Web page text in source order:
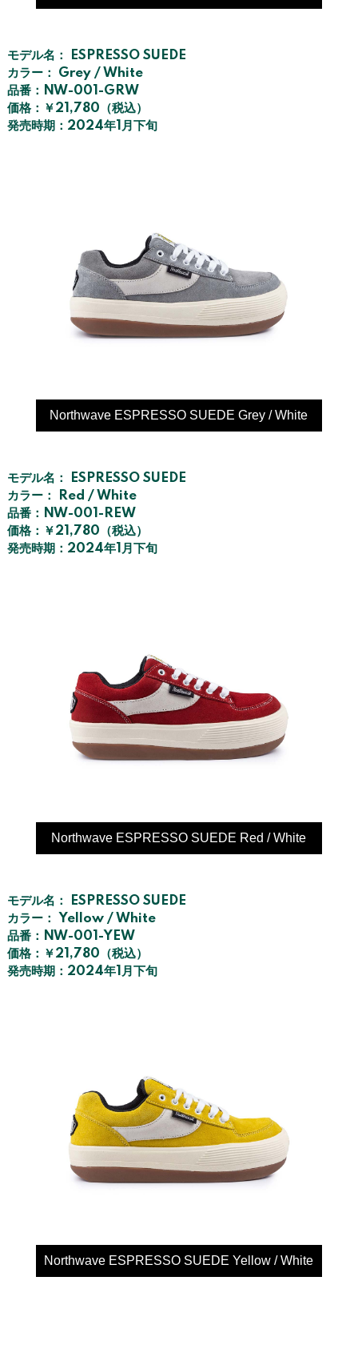
モデル名： ESPRESSO SUEDE
カラー： Grey / White
品番：NW-001-GRW
価格：￥21,780（税込）
発売時期：2024年1月下旬
Northwave ESPRESSO SUEDE Grey / White
モデル名： ESPRESSO SUEDE
カラー： Red / White
品番：NW-001-REW
価格：￥21,780（税込）
発売時期：2024年1月下旬
Northwave ESPRESSO SUEDE Red / White
モデル名： ESPRESSO SUEDE
カラー： Yellow / White
品番：NW-001-YEW
価格：￥21,780（税込）
発売時期：2024年1月下旬
Northwave ESPRESSO SUEDE Yellow / White